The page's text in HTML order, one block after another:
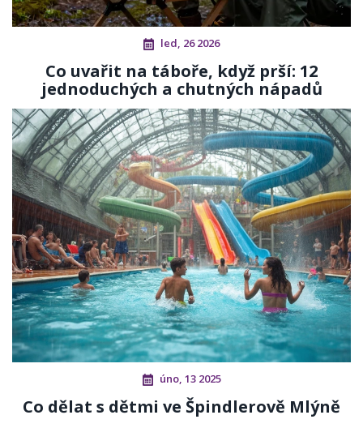
led, 26 2026
Co uvařit na táboře, když prší: 12
jednoduchých a chutných nápadů
úno, 13 2025
Co dělat s dětmi ve Špindlerově Mlýně